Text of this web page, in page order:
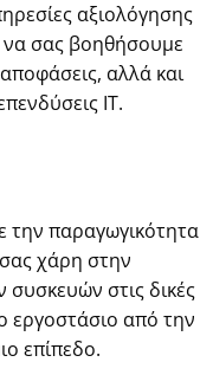
αξιολόγησης
σας βοηθήσουμε
αλλά και
ΙΤ.
την παραγωγικότητα
χάρη στην
στις δικές
εργοστάσιο από την
επίπεδο.